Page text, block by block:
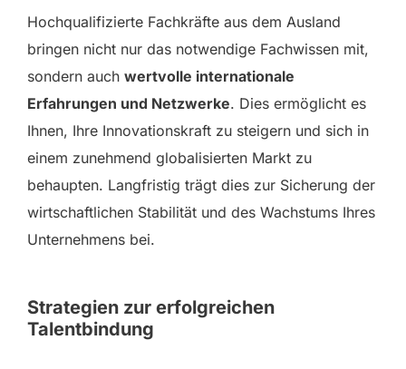
Hochqualifizierte Fachkräfte aus dem Ausland
bringen nicht nur das notwendige Fachwissen mit,
sondern auch wertvolle internationale
Erfahrungen und Netzwerke. Dies ermöglicht es
Ihnen, Ihre Innovationskraft zu steigern und sich in
einem zunehmend globalisierten Markt zu
behaupten. Langfristig trägt dies zur Sicherung der
wirtschaftlichen Stabilität und des Wachstums Ihres
Unternehmens bei.
Strategien zur erfolgreichen
Talentbindung